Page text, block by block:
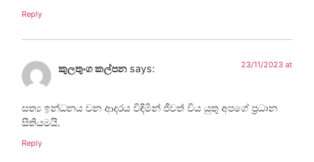
Reply
කුලතුංග කල්පන says: 23/11/2023 at
සත්‍ය ඉන්ධනය වන ආදරය විඳිමින් ජීවත් විය යුතු අපගේ ප්‍රධාන
සිතියමයි.
Reply